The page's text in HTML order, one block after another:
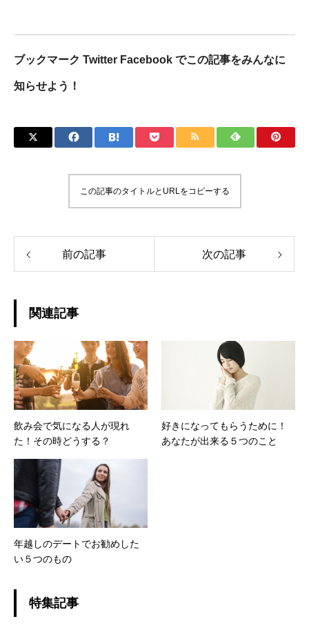
ブックマーク Twitter Facebook でこの記事をみんなに
知らせよう！
この記事のタイトルとURLをコピーする
前の記事 次の記事
関連記事
飲み会で気になる人が現れ
た！その時どうする？
好きになってもらうために！
あなたが出来る５つのこと
年越しのデートでお勧めした
い５つのもの
特集記事